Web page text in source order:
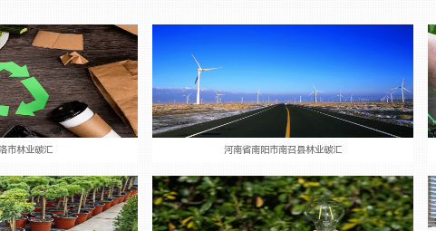
市林业碳汇 河南省南阳市南召县林业碳汇